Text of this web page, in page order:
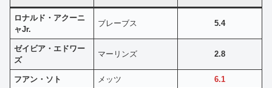
ロナルド・アクーニ
ャJr.
ブレーブス 5.4
ゼイビア・エドワー
ズ
マーリンズ 2.8
フアン・ソト メッツ 6.1